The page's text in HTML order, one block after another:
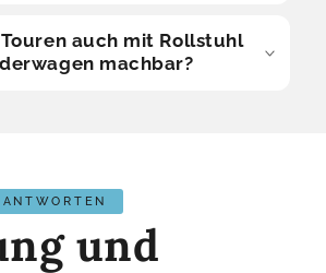
auch mit Rollstuhl
machbar?
und